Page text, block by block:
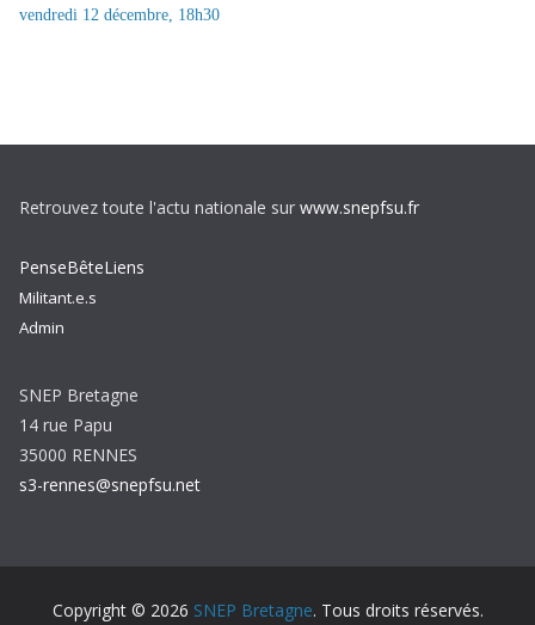
vendredi 12 décembre, 18h30
Retrouvez toute l'actu nationale sur www.snepfsu.fr
PenseBêteLiens
Militant.e.s
Admin
SNEP Bretagne
14 rue Papu
35000 RENNES
s3-rennes@snepfsu.net
Copyright © 2026 SNEP Bretagne. Tous droits réservés.